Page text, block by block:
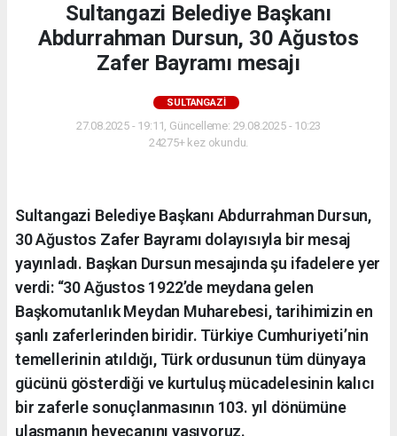
Sultangazi Belediye Başkanı
Abdurrahman Dursun, 30 Ağustos
Zafer Bayramı mesajı
SULTANGAZI
27.08.2025 - 19:11, Güncelleme: 29.08.2025 - 10:23
24275+ kez okundu.
Sultangazi Belediye Başkanı Abdurrahman Dursun,
30 Ağustos Zafer Bayramı dolayısıyla bir mesaj
yayınladı. Başkan Dursun mesajında şu ifadelere yer
verdi: “30 Ağustos 1922’de meydana gelen
Başkomutanlık Meydan Muharebesi, tarihimizin en
şanlı zaferlerinden biridir. Türkiye Cumhuriyeti’nin
temellerinin atıldığı, Türk ordusunun tüm dünyaya
gücünü gösterdiği ve kurtuluş mücadelesinin kalıcı
bir zaferle sonuçlanmasının 103. yıl dönümüne
ulaşmanın heyecanını yaşıyoruz.